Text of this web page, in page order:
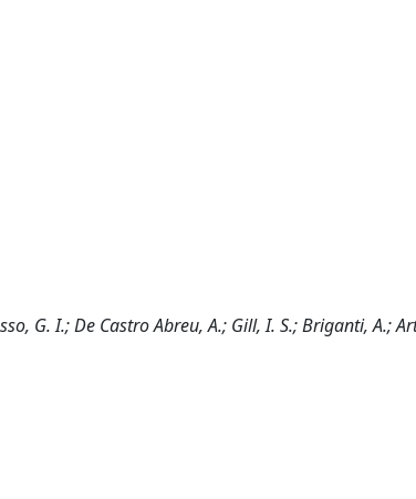
G. I.; De Castro Abreu, A.; Gill, I. S.; Briganti, A.;